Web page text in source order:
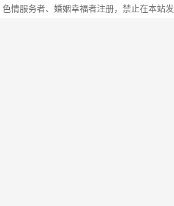
情服务者、婚姻幸福者注册，禁止在本站